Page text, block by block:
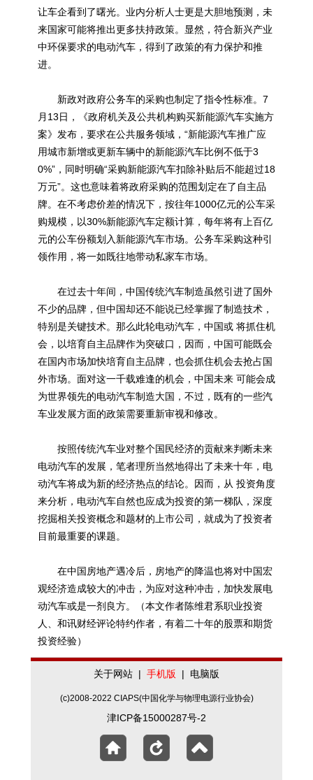
让车企看到了曙光。业内分析人士更是大胆地预测，未
来国家可能将推出更多扶持政策。显然，符合新兴产业
中环保要求的电动汽车，得到了政策的有力保护和推
进。
新政对政府公务车的采购也制定了指令性标准。7
月13日，《政府机关及公共机构购买新能源汽车实施方
案》发布，要求在公共服务领域，“新能源汽车推广应
用城市新增或更新车辆中的新能源汽车比例不低于3
0%”，同时明确“采购新能源汽车扣除补贴后不能超过18
万元”。这也意味着将政府采购的范围划定在了自主品
牌。在不考虑价差的情况下，按往年1000亿元的公车采
购规模，以30%新能源汽车定额计算，每年将有上百亿
元的公车份额划入 新能源汽车市场。公务车采购这种引
领作用，将一如既往地带动私家车市场。
在过去十年间，中国传统汽车制造虽然引进了国外
不少的品牌，但中国却还不能说已经掌握了制造技术，
特别是关键技术。那么此轮电动汽车，中国或 将抓住机
会，以培育自主品牌作为突破口，因而，中国可能既会
在国内市场加快培育自主品牌，也会抓住机会去抢占国
外市场。面对这一千载难逢的机会，中国未来 可能会成
为世界领先的电动汽车制造大国，不过，既有的一些汽
车业发展方面的政策需要重新审视和修改。
按照传统汽车业对整个国民经济的贡献来判断未来
电动汽车的发展，笔者理所当然地得出了未来十年，电
动汽车将成为新的经济热点的结论。因而，从 投资角度
来分析，电动汽车自然也应成为投资的第一梯队，深度
挖掘相关投资概念和题材的上市公司，就成为了投资者
目前最重要的课题。
在中国房地产遇冷后，房地产的降温也将对中国宏
观经济造成较大的冲击，为应对这种冲击，加快发展电
动汽车或是一剂良方。（本文作者陈维君系职业投资
人、和讯财经评论特约作者，有着二十年的股票和期货
投资经验）
关于网站 | 手机版 | 电脑版
(c)2008-2022 CIAPS(中国化学与物理电源行业协会)
津ICP备15000287号-2